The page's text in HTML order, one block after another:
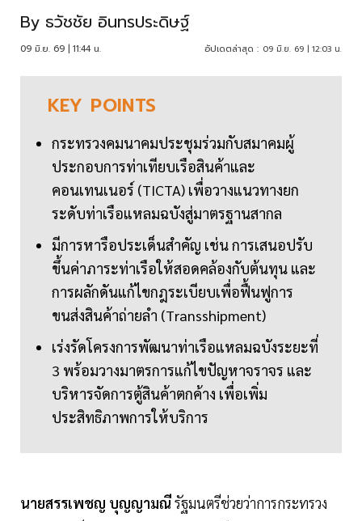
By ธวัชชัย อินทรประดิษฐ์
09 มิ.ย. 69 | 11:44 น. อัปเดตล่าสุด : 09 มิ.ย. 69 | 12:03 น.
KEY POINTS
กระทรวงคมนาคมประชุมร่วมกับสมาคมผู้
ประกอบการท่าเทียบเรือสินค้าและ
คอนเทนเนอร์ (TICTA) เพื่อวางแนวทางยก
ระดับท่าเรือแหลมฉบังสู่มาตรฐานสากล
มีการหารือประเด็นสำคัญ เช่น การเสนอปรับ
ขึ้นค่าภาระท่าเรือให้สอดคล้องกับต้นทุน และ
การผลักดันแก้ไขกฎระเบียบเพื่อฟื้นฟูการ
ขนส่งสินค้าถ่ายลำ (Transshipment)
เร่งรัดโครงการพัฒนาท่าเรือแหลมฉบังระยะที่
3 พร้อมวางมาตรการแก้ไขปัญหาจราจร และ
บริหารจัดการตู้สินค้าตกค้าง เพื่อเพิ่ม
ประสิทธิภาพการให้บริการ
นายสรรเพชญ บุญญามณีรัฐมนตรีช่วยว่าการกระทรวง